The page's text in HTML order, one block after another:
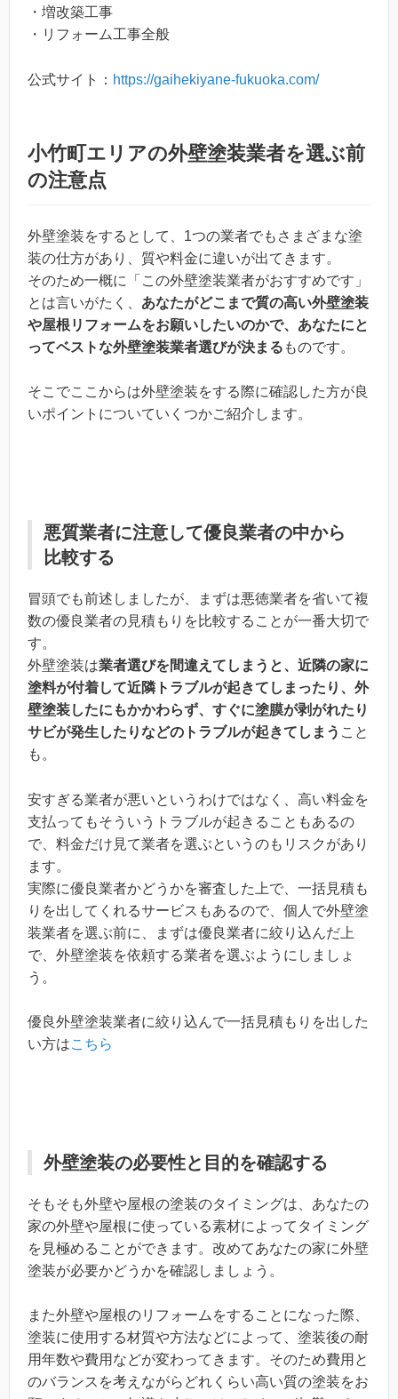
・増改築工事
・リフォーム工事全般
公式サイト： https://gaihekiyane-fukuoka.com/
小竹町エリアの外壁塗装業者を選ぶ前
の注意点
外壁塗装をするとして、1つの業者でもさまざまな塗
装の仕方があり、質や料金に違いが出てきます。
そのため一概に「この外壁塗装業者がおすすめです」
とは言いがたく、 あなたがどこまで質の高い外壁塗装
や屋根リフォームをお願いしたいのかで、あなたにと
ってベストな外壁塗装業者選びが決まる ものです。
そこでここからは外壁塗装をする際に確認した方が良
いポイントについていくつかご紹介します。
悪質業者に注意して優良業者の中から
比較する
冒頭でも前述しましたが、まずは悪徳業者を省いて複
数の優良業者の見積もりを比較することが一番大切で
す。
外壁塗装は業者選びを間違えてしまうと、近隣の家に
塗料が付着して近隣トラブルが起きてしまったり、外
壁塗装したにもかかわらず、すぐに塗膜が剥がれたり
サビが発生したりなどのトラブルが起きてしまう こと
も。
安すぎる業者が悪いというわけではなく、高い料金を
支払ってもそういうトラブルが起きることもあるの
で、料金だけ見て業者を選ぶというのもリスクがあり
ます。
実際に優良業者かどうかを審査した上で、一括見積も
りを出してくれるサービスもあるので、個人で外壁塗
装業者を選ぶ前に、まずは優良業者に絞り込んだ上
で、外壁塗装を依頼する業者を選ぶようにしましょ
う。
優良外壁塗装業者に絞り込んで一括見積もりを出した
い方はこちら
外壁塗装の必要性と目的を確認する
そもそも外壁や屋根の塗装のタイミングは、あなたの
家の外壁や屋根に使っている素材によってタイミング
を見極めることができます。改めてあなたの家に外壁
塗装が必要かどうかを確認しましょう。
また外壁や屋根のリフォームをすることになった際、
塗装に使用する材質や方法などによって、塗装後の耐
用年数や費用などが変わってきます。そのため費用と
のバランスを考えながらどれくらい高い質の塗装をお